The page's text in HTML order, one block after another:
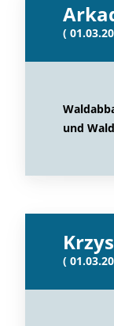
(
und
(